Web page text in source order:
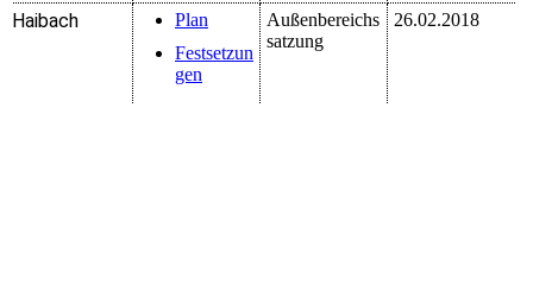
Haibach
Plan
Festsetzun
gen
Außenbereichs
satzung
26.02.2018